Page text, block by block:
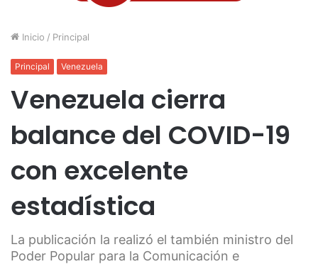
Inicio / Principal
Principal Venezuela
Venezuela cierra
balance del COVID-19
con excelente
estadística
La publicación la realizó el también ministro del
Poder Popular para la Comunicación e